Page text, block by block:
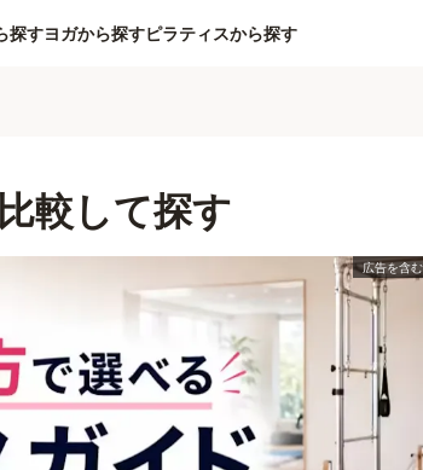
探すヨガから探すピラティスから探す
較して探す